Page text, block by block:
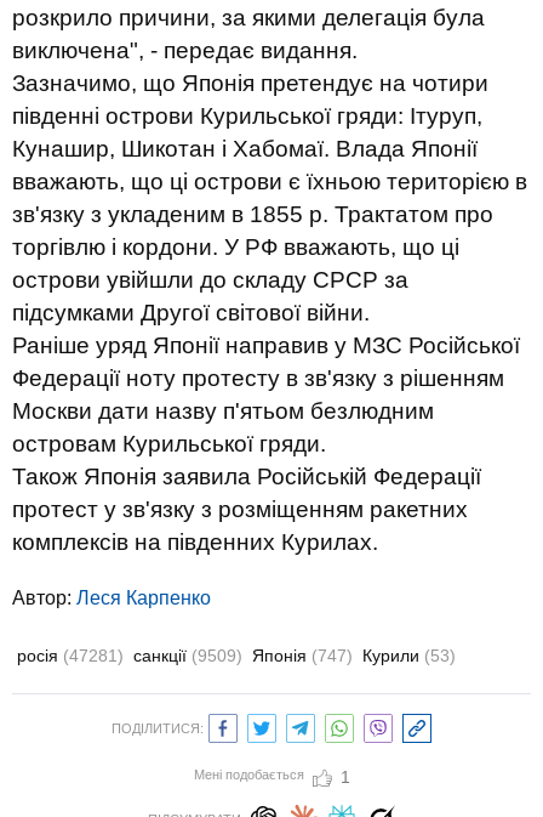
розкрило причини, за якими делегація була
виключена", - передає видання.
Зазначимо, що Японія претендує на чотири
південні острови Курильської гряди: Ітуруп,
Кунашир, Шикотан і Хабомаї. Влада Японії
вважають, що ці острови є їхньою територією в
зв'язку з укладеним в 1855 р. Трактатом про
торгівлю і кордони. У РФ вважають, що ці
острови увійшли до складу СРСР за
підсумками Другої світової війни.
Раніше уряд Японії направив у МЗС Російської
Федерації ноту протесту в зв'язку з рішенням
Москви дати назву п'ятьом безлюдним
островам Курильської гряди.
Також Японія заявила Російській Федерації
протест у зв'язку з розміщенням ракетних
комплексів на південних Курилах.
Автор: Леся Карпенко
росія (47281) санкції (9509) Японія (747) Курили (53)
ПОДІЛИТИСЯ:
Мені подобається 1